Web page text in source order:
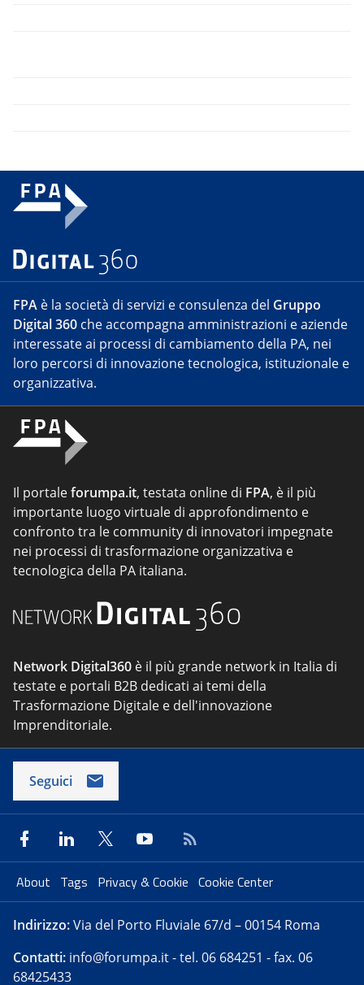
FPA è la società di servizi e consulenza del Gruppo
Digital 360 che accompagna amministrazioni e aziende
interessate ai processi di cambiamento della PA, nei
loro percorsi di innovazione tecnologica, istituzionale e
organizzativa.
Il portaleforumpa.it, testata online di FPA, è il più
importante luogo virtuale di approfondimento e
confronto tra le community di innovatori impegnate
nei processi di trasformazione organizzativa e
tecnologica della PA italiana.
Network Digital360 è il più grande network in Italia di
testate e portali B2B dedicati ai temi della
Trasformazione Digitale e dell'innovazione
Imprenditoriale.
Seguici
About Tags Privacy & Cookie Cookie Center
Indirizzo:Via del Porto Fluviale 67/d – 00154 Roma
Contatti: info@forumpa.it- tel. 06 684251 - fax. 06
68425433